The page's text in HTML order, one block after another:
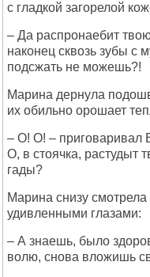
с гладкой загорелой
– Да распронаебит
наконец сквозь зубы с
подсжать не можешь?!
Марина дернула
их обильно орошает
– О! О! – приговаривал
О, в стоячка, растудыт
гады?
Марина снизу
удивленными глазами:
– А знаешь, было
волю, снова вложишь